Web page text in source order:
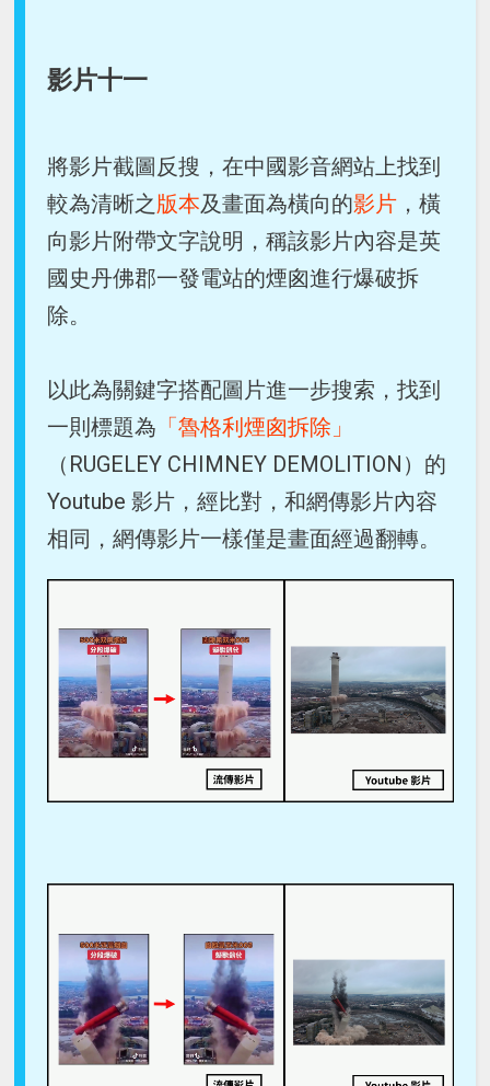
影片十一
將影片截圖反搜，在中國影音網站上找到
較為清晰之版本及畫面為橫向的影片 ，橫
向影片附帶文字說明，稱該影片內容是英
國史丹佛郡一發電站的煙囪進行爆破拆
除。
以此為關鍵字搭配圖片進一步搜索，找到
一則標題為 「魯格利煙囪拆除」
（RUGELEY CHIMNEY DEMOLITION）的
Youtube 影片，經比對，和網傳影片內容
相同，網傳影片一樣僅是畫面經過翻轉。